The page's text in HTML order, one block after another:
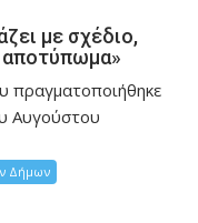
με σχέδιο,
αποτύπωμα»
πραγματοποιήθηκε
Αυγούστου
Δήμων